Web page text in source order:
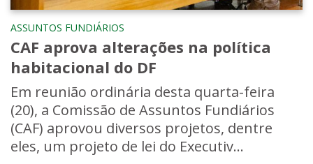
ASSUNTOS FUNDIÁRIOS
CAF aprova alterações na política
habitacional do DF
Em reunião ordinária desta quarta-feira
(20), a Comissão de Assuntos Fundiários
(CAF) aprovou diversos projetos, dentre
eles, um projeto de lei do Executiv...